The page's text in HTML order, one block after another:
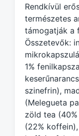
d
w
t
h
Rendkívül
természetes
támogatják a
Összetevők:
1%
szinefrin),
(Melegueta
zöld tea
(22%